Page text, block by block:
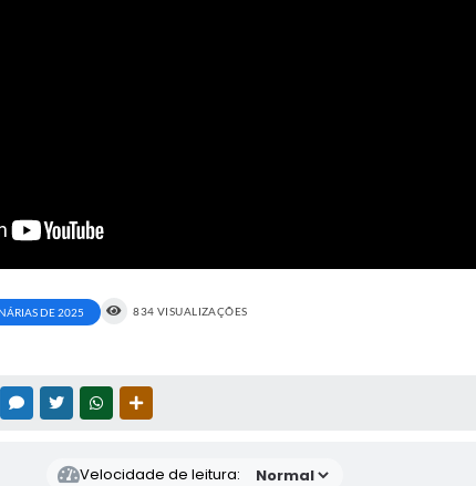
DE 2025 834 VISUALIZAÇÕES
MESSENGER
TWITTERWHATSAPP
Velocidade de leitura: